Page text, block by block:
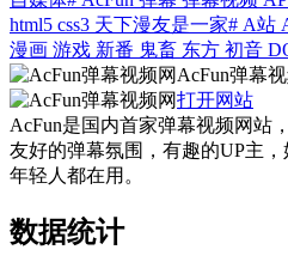
html5 css3 天下漫友是一家# A站
漫画 游戏 新番 鬼畜 东方 初音
AcFun弹幕
打开网站
AcFun是国内首家弹幕视频网站
友好的弹幕氛围，有趣的UP主，
年轻人都在用。
数据统计